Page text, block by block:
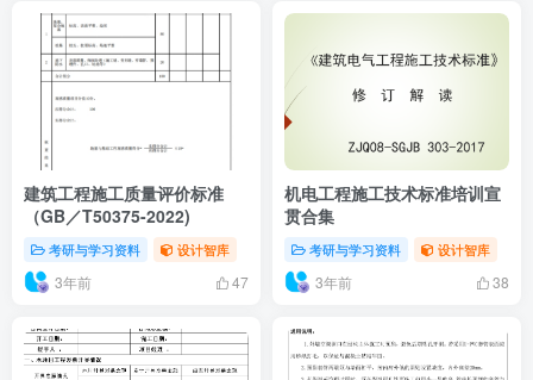
建筑工程施工质量评价标准
（GB／T50375-2022)
考研与学习资料 设计智库
3年前 47
机电工程施工技术标准培训宣
贯合集
考研与学习资料 设计智库
3年前 38